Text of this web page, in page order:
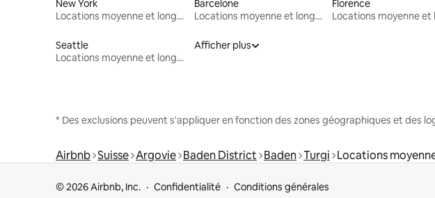
New York
Locations moyenne et longue durée
Barcelone
Locations moyenne et longue durée
Florence
Seattle
Locations moyenne et longue durée
Afficher plus
* Des exclusions peuvent s'appliquer en fonction des zones géographiques et des
Airbnb Suisse Argovie Baden District Baden Turgi Locations
© 2026 Airbnb, Inc. Confidentialité Conditions générales